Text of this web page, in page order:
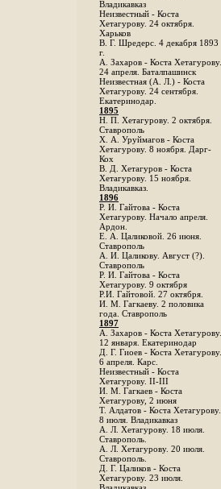
Владикавказ
Неизвестный - Коста
Хетагурову. 24 октября.
Харьков
B. Г. Шредерс. 4 декабря 1893
г.
А. Захаров - Коста Хетагурову.
24 апреля. Баталпашинск
Неизвестная (А. Л.) - Коста
Хетагурову. 24 сентября.
Екатеринодар.
1895
Н. П. Хетагурову. 2 октября.
Ставрополь
X. А. Уруймагов - Коста
Хетагурову. 8 ноября. Дарг-
Кох
В. Д. Хетагуров - Коста
Хетагурову. 15 ноября.
Владикавказ.
1896
Р. И. Гайтова - Коста
Хетагурову. Начало апреля.
Ардон.
Е. А. Цаликовой. 26 июня.
Ставрополь
А. И. Цаликову. Август (?).
Ставрополь
Р. И. Гайтова - Коста
Хетагурову. 9 октября
Р.И. Гайтовой. 27 октября.
И. М. Гагкаеву. 2 половика
года. Ставрополь
1897
А. Захаров - Коста Хетагурову.
12 января. Екатеринодар
Д. Г. Гиоев - Коста Хетагурову.
6 апреля. Карс.
Неизвестный - Коста
Хетагурову. II-III
И. М. Гагкаев - Коста
Хетагурову, 2 июня
Т. Алдатов - Коста Хетагурову.
8 июля. Владикавказ
А. Л. Хетагурову. 18 июля.
Ставрополь.
А. Л. Хетагурову. 20 июля.
Ставрополь.
Д. Г. Цаликов - Коста
Хетагурову. 23 июля.